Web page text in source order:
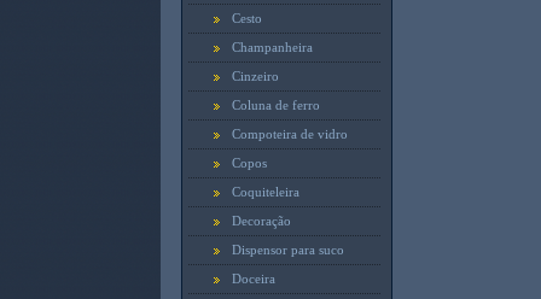
Cesto
Champanheira
Cinzeiro
Coluna de ferro
Compoteira de vidro
Copos
Coquiteleira
Decoração
Dispensor para suco
Doceira